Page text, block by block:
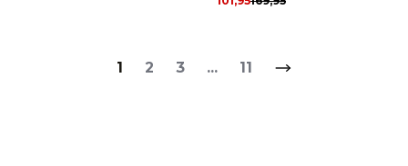
1 2 3 ... 11